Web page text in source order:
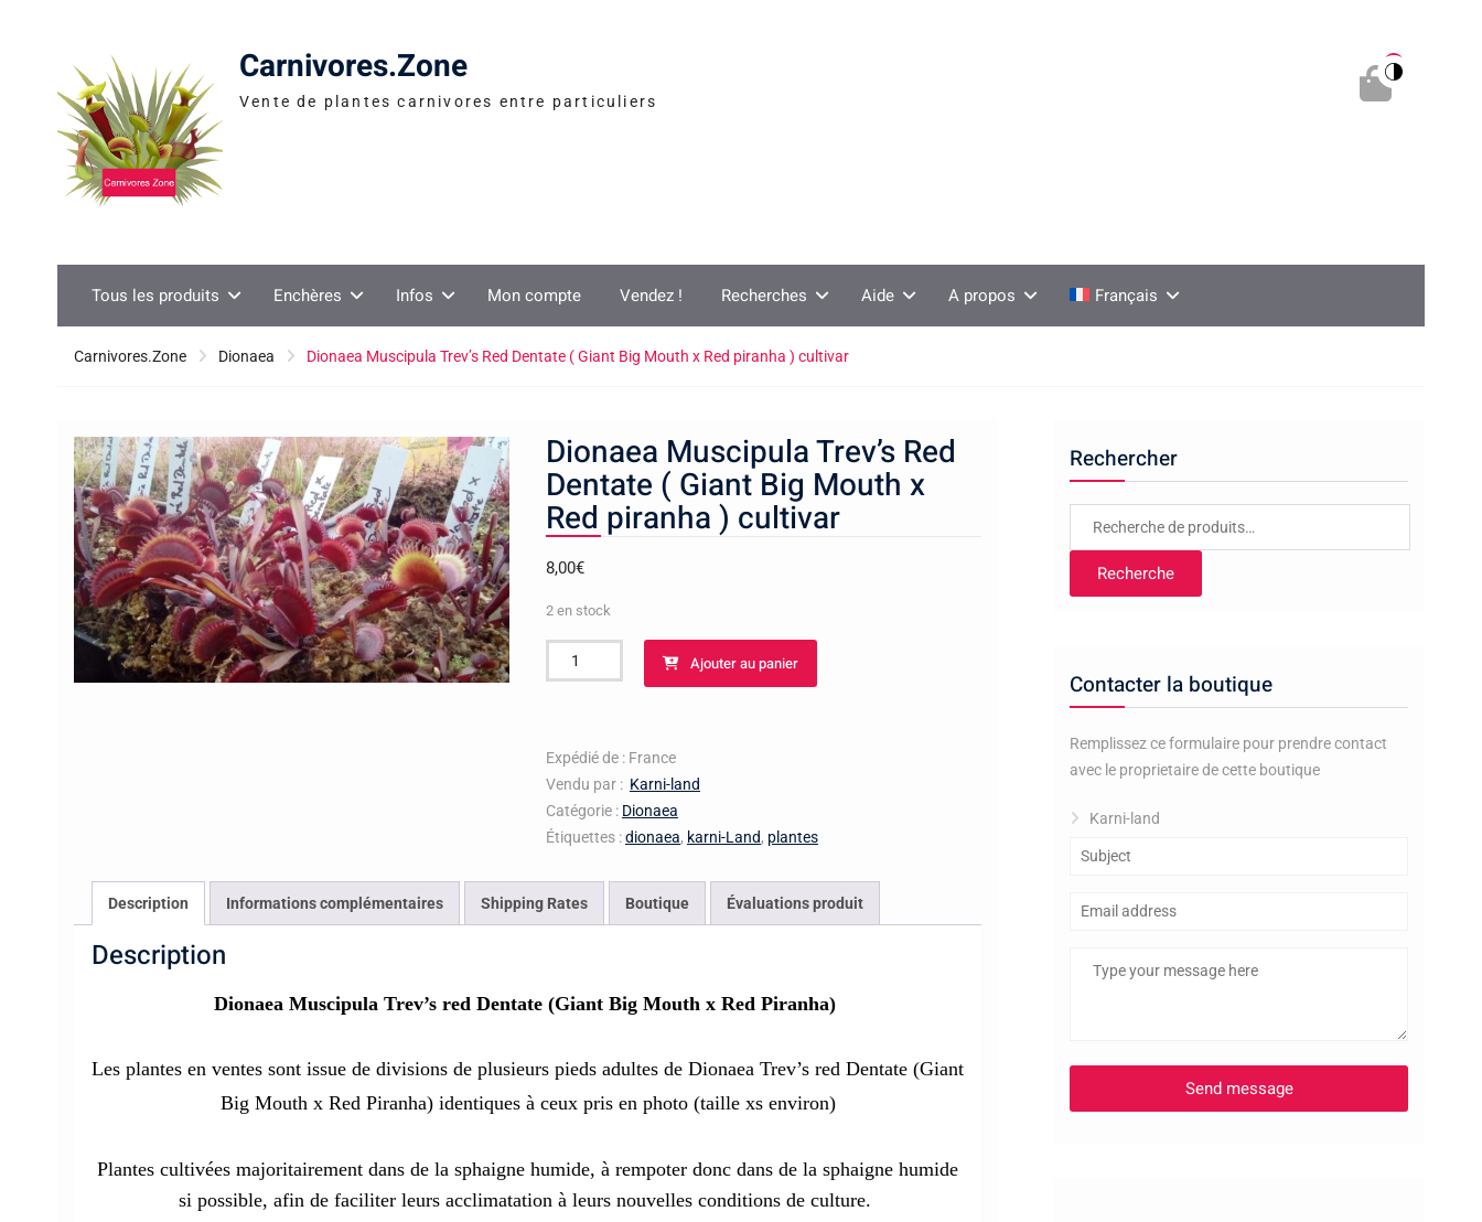
Carnivores.Zone
Vente de plantes carnivores entre particuliers
0
Tous les produits Enchères Infos Mon compte Vendez ! Recherches Aide A propos Français
Carnivores.Zone Dionaea Dionaea Muscipula Trev’s Red Dentate ( Giant Big Mouth x Red piranha ) cultivar
Dionaea Muscipula Trev’s Red
Dentate ( Giant Big Mouth x
Red piranha ) cultivar
8,00€
2 en stock
quantité
de
Trev's
Red
Dentate
(
piranha
Ajouter au panier
Expédié de : France
Vendu par : Karni-land
Catégorie : Dionaea
Étiquettes :dionaea, karni-Land, plantes
Description Informations complémentaires Shipping Rates Boutique Évaluations produit
Description
Dionaea Muscipula Trev’s red Dentate (Giant Big Mouth x Red Piranha)
Les plantes en ventes sont issue de divisions de plusieurs pieds adultes de Dionaea Trev’s red Dentate (Giant
Big Mouth x Red Piranha) identiques à ceux pris en photo (taille xs environ)
Plantes cultivées majoritairement dans de la sphaigne humide, à rempoter donc dans de la sphaigne humide
si possible, afin de faciliter leurs acclimatation à leurs nouvelles conditions de culture.
Rechercher
Recherche
Contacter la boutique
Remplissez ce formulaire pour prendre contact
avec le proprietaire de cette boutique
Karni-land